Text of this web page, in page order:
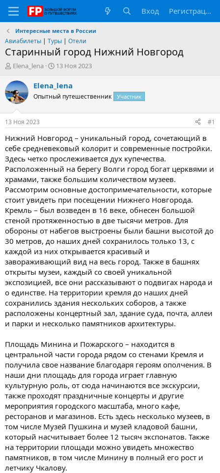
Вход Регистрация
Интересные места в России
Авиабилеты | Туры | Отели
Старинный город Нижний Новгород
А
т
о
р
т
е
м
ы
Elena_lena
Д
т
а
н
а
л
13 Ноя 2023
Elena_lena
Опытный путешественник Участник
13 Ноя 2023 #1
Нижний Новгород – уникальный город, сочетающий в
себе средневековый колорит и современные постройки.
Здесь четко прослеживается дух купечества.
Расположенный на берегу Волги город богат церквями и
храмами, также большим количеством музеев.
Рассмотрим основные достопримечательности, которые
стоит увидеть при посещении Нижнего Новгорода.
Кремль – был возведен в 16 веке, обнесен большой
стеной протяженностью в две тысячи метров. Для
обороны от набегов выстроены были башни высотой до
30 метров, до наших дней сохранилось только 13, с
каждой из них открывается красивый и
завораживающий вид на весь город. Также в башнях
открыты музеи, каждый со своей уникальной
экспозицией, все они рассказывают о подвигах народа и
о единстве. На территории кремля до наших дней
сохранились здания нескольких соборов, а также
расположены концертный зал, здание суда, почта, аллеи
и парки и несколько памятников архитектуры.
Площадь Минина и Пожарского – находится в
центральной части города рядом со стенами Кремля и
получила свое название благодаря героям ополчения. В
наши дни площадь для города играет главную
культурную роль, от сюда начинаются все экскурсии,
также проходят праздничные концерты и другие
мероприятия городского масштаба, много кафе,
ресторанов и магазинов. Есть здесь несколько музеев, в
том числе Музей Пушкина и музей кладовой башни,
который насчитывает более 12 тысяч экспонатов. Также
на территории площади можно увидеть множество
памятников, в том числе Минину в полный его рост и
летчику Чкалову.